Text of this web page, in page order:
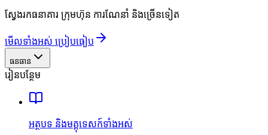
ស្វែងរកធនាគារ ក្រុមហ៊ុន ការណែនាំ និងច្រើនទៀត
មើលទាំងអស់ ប្រៀបធៀប
ធនធាន
រៀនបន្ថែម
អត្ថបទ និងមគ្គុទេសក៍ទាំងអស់